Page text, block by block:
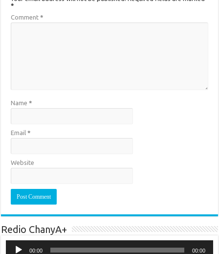
*
Comment*
Name*
Email*
Website
Redio ChanyA+
Player
00:00 00:00